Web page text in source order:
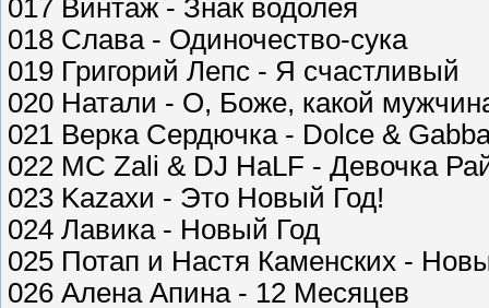
017 Винтаж - Знак водолея
018 Слава - Одиночество-сука
019 Григорий Лепс - Я счастливый
020 Натали - О, Боже, какой
021 Верка Сердючка - Dolce &
022 MC Zali & DJ HaLF - Девочка
023 Kazaхи - Это Новый Год!
024 Лавика - Новый Год
025 Потап и Настя Каменских -
026 Алена Апина - 12 Месяцев